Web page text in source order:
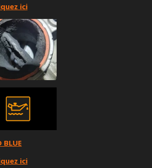
ici
BLUE
ici